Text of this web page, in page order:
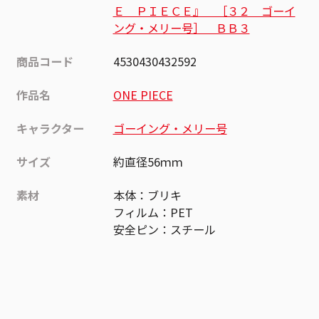
Ｅ ＰＩＥＣＥ』 ［３２ ゴーイ
ング・メリー号］ ＢＢ３
商品コード
4530430432592
作品名
ONE PIECE
キャラクター
ゴーイング・メリー号
サイズ
約直径56ｍｍ
素材
本体：ブリキ
フィルム：PET
安全ピン：スチール